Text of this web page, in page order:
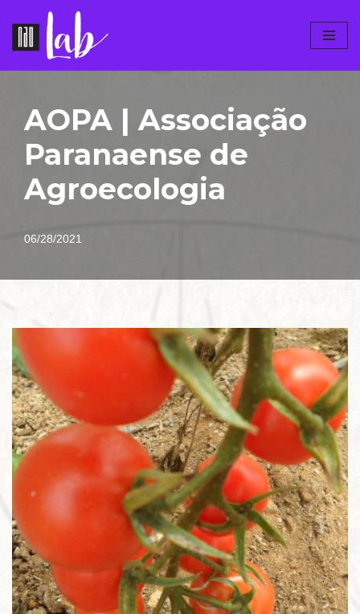
Pular
AOPA | Associação
Paranaense de
Agroecologia
06/28/2021